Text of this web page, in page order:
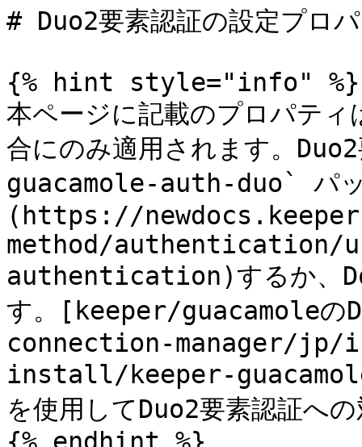
# Duo2要素認証の設定プロ
{% hint style="info" %}
本ページに記載のプロパティ
合にのみ適用されます。
guacamole-auth-duo` パッ
(https://
method/
authentication)するか、
す。[keeper/guacamole
connection-manager/
install/keeper-
を使用してDuo2要素認証へ